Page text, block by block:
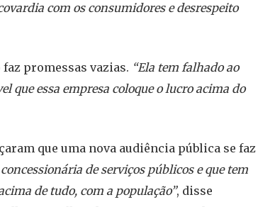
com os consumidores e desrespeito
faz promessas vazias. “Ela tem falhado ao
que essa empresa coloque o lucro acima do
que uma nova audiência pública se faz
de serviços públicos e que tem
de tudo, com a população”, disse